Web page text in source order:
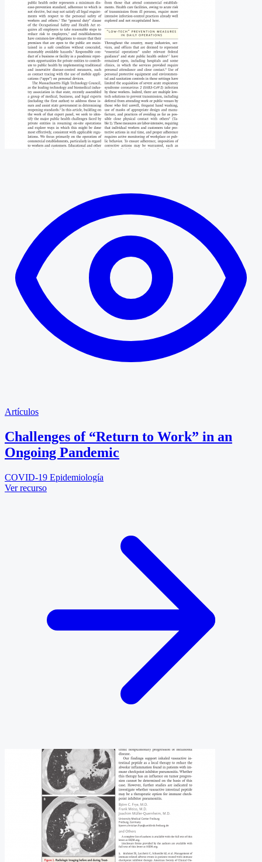
Artículos
Challenges of “Return to Work” in an
Ongoing Pandemic
COVID-19 Epidemiología
Ver recurso